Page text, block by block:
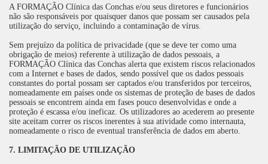
A FORMAÇÃO Clínica das Conchas e/ou seus diretores e funcionários
não são responsáveis por quaisquer danos que possam ser causados pela
utilização do serviço, incluindo a contaminação de vírus.
Sem prejuízo da política de privacidade (que se deve ter como uma
obrigação de meios) referente à utilização de dados pessoais, a
FORMAÇÃO Clínica das Conchas alerta que existem riscos relacionados
com a Internet e bases de dados, sendo possível que os dados pessoais
constantes do portal possam ser captados e/ou transferidos por terceiros,
nomeadamente em países onde os sistemas de proteção de bases de dados
pessoais se encontrem ainda em fases pouco desenvolvidas e onde a
proteção é escassa e/ou ineficaz. Os utilizadores ao acederem ao presente
site aceitam correr os riscos inerentes à sua atividade como internauta,
nomeadamente o risco de eventual transferência de dados em aberto.
7. LIMITAÇÃO DE UTILIZAÇÃO